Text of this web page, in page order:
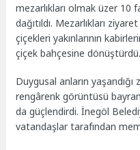
mezarlıkları olmak üzer 10
dağıtıldı. Mezarlıkları
çiçekleri yakınlarının
çiçek bahçesine dönüştürdü.
Duygusal anların yaşandığı
rengârenk görüntüsü
da güçlendirdi. İnegöl
vatandaşlar tarafından